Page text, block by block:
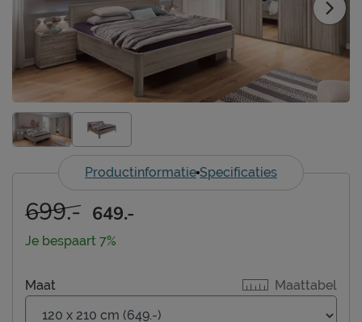
Productinformatie Specificaties
Maattabel
Maat
699.- 649.-
Je bespaart 7%